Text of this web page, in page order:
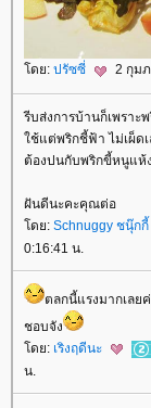
ดย: ปรัซซี่ 2 กุม
รีบส่งการบ้านก็เพราะ
ช้แต่พริกชี้ฟ้า ไม่เผ็ด
ต้องปนกับพริกขี้หนูแห้
ฝันดีนะคะคุณต่อ
ดย: Schnuggy ชนุ๊กกี้
0:16:41 น.
ตลกนี้แรงมากเลย
ชอบจัง
ดย: เริงฤดีนะ
น.